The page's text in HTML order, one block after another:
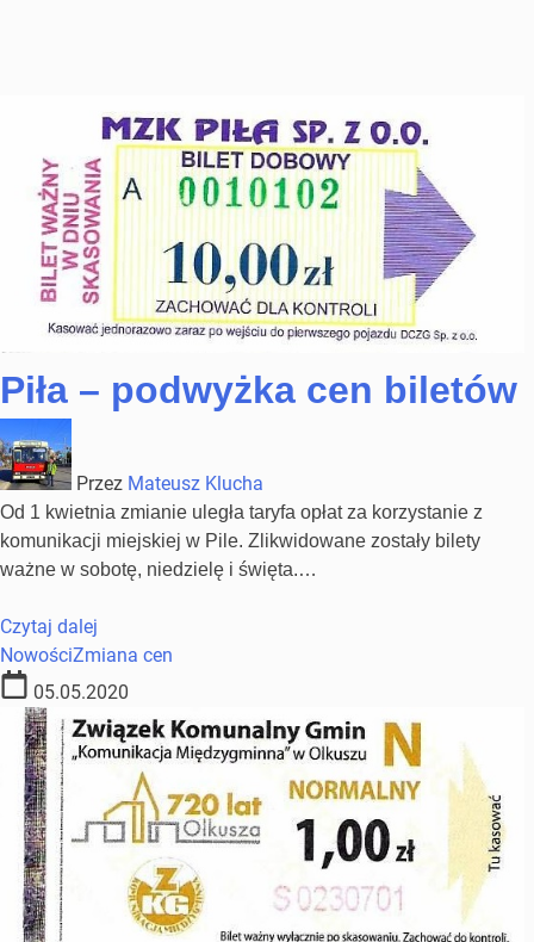
Piła – podwyżka cen biletów
Przez Mateusz Klucha
Od 1 kwietnia zmianie uległa taryfa opłat za korzystanie z
komunikacji miejskiej w Pile. Zlikwidowane zostały bilety
ważne w sobotę, niedzielę i święta.…
Czytaj dalej
NowościZmiana cen
05.05.2020